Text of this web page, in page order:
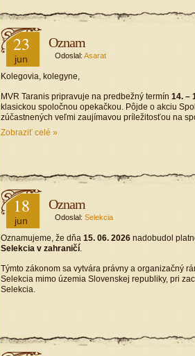
23
jun
Oznam
Odoslal: Asarat
Kolegovia, kolegyne,
MVR Taranis pripravuje na predbežný termín 14. –
klasickou spoločnou opekačkou. Pôjde o akciu
zúčastnených veľmi zaujímavou príležitosťou na
Zobraziť celé »
18
jun
Oznam
Odoslal: Selekcia
Oznamujeme, že dňa 15. 06. 2026 nadobudol
Selekcia v zahraničí.
Týmto zákonom sa vytvára právny a organizačný
Selekcia mimo územia Slovenskej republiky, pri
Selekcia.